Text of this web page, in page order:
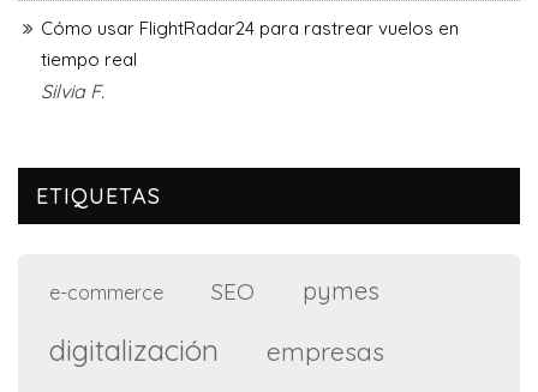
Cómo usar FlightRadar24 para rastrear vuelos en
tiempo real
Silvia F.
ETIQUETAS
e-commerce SEO pymes
digitalización empresas